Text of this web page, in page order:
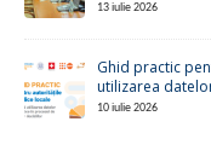
13 iulie 2026
Ghid practic
utilizarea
10 iulie 2026